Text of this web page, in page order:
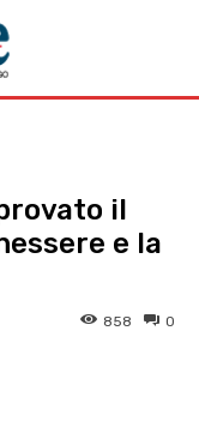
il
e la
0
858